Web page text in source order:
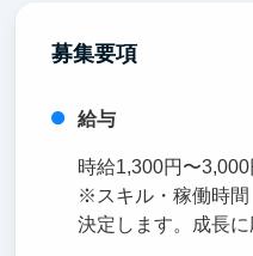
募集要項
給与
時給1,300円〜3,000
※スキル・稼働時間
決定します。成長に